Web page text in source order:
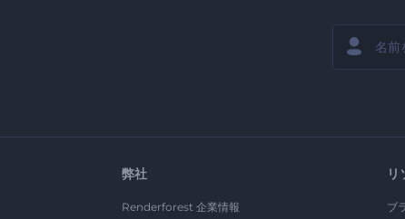
弊社
Renderforest 企業情報
リ
ブ